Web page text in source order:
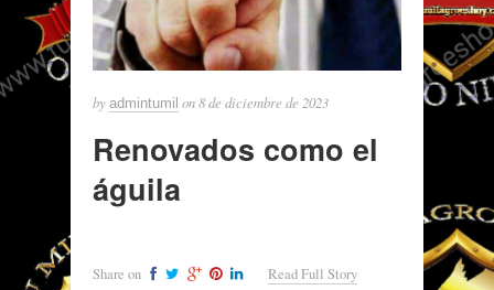
by admintumil on8 de diciembre de 2023
Renovados como el
águila
Share on Read Full Story